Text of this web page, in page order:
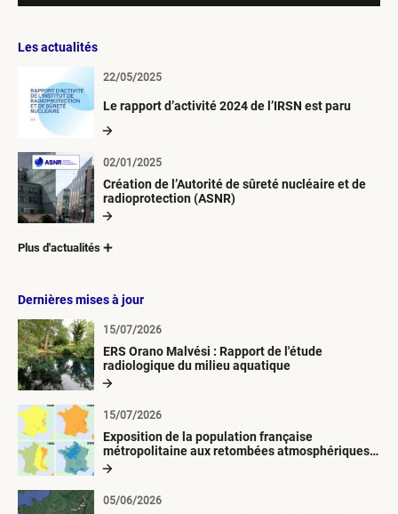
Les actualités
Le rapport d’activité 2024 de l’IRSN est paru
22/05/2025
Création de l’Autorité de sûreté nucléaire et de
radioprotection (ASNR)
02/01/2025
Plus d'actualités
Dernières mises à jour
ERS Orano Malvési : Rapport de l'étude
radiologique du milieu aquatique
15/07/2026
Exposition de la population française
métropolitaine aux retombées atmosphériques
radioactives depuis 1945
15/07/2026
05/06/2026